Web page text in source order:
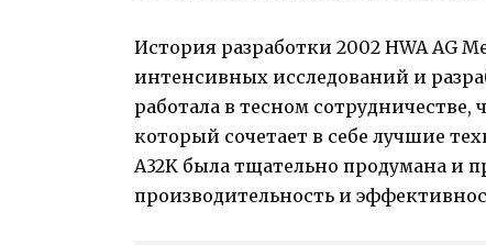
История разработки 2002 HWA AG
интенсивных исследований и
работала в тесном
который сочетает в себе лучшие
A32K была тщательно продумана и
производительность и